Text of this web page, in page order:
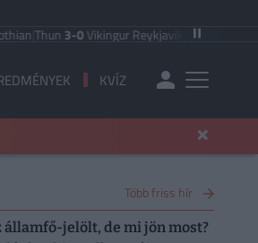
3-0 Vikingur Reykjavik PAOK Saloniki
KVÍZ
×
Több friss hír
államfő-jelölt, de mi jön most?